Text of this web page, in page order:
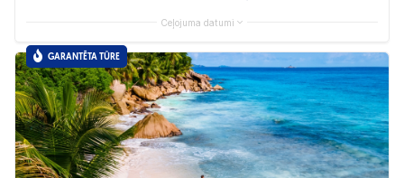
Ceļojuma datumi
GARANTĒTA TŪRE